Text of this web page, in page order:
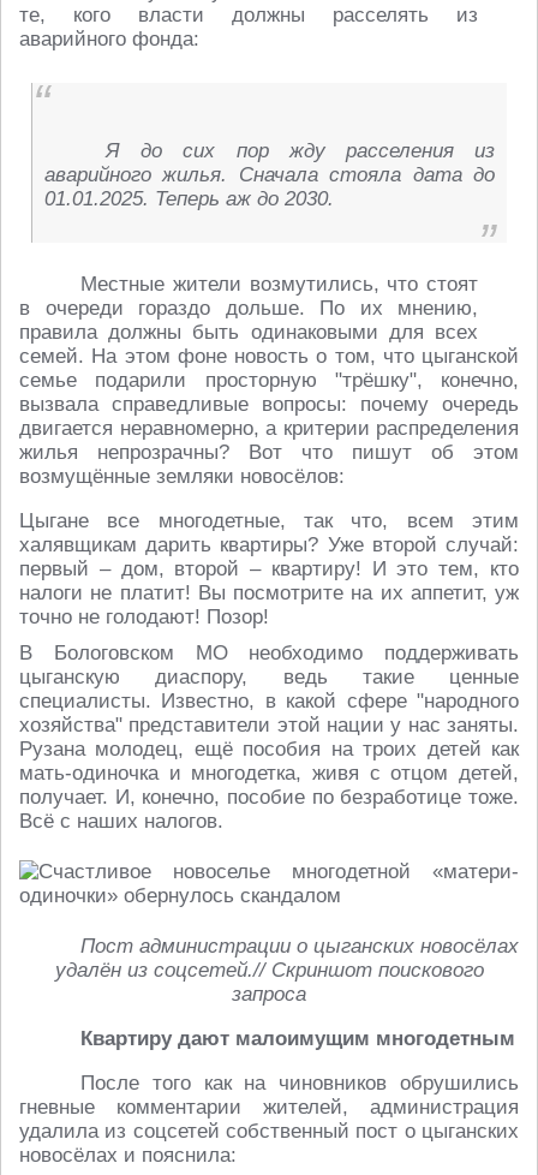
те, кого власти должны расселять из
аварийного фонда:
Я до сих пор жду расселения из
аварийного жилья. Сначала стояла дата до
01.01.2025. Теперь аж до 2030.
Местные жители возмутились, что стоят
в очереди гораздо дольше. По их мнению,
правила должны быть одинаковыми для всех
семей. На этом фоне новость о том, что цыганской
семье подарили просторную "трёшку", конечно,
вызвала справедливые вопросы: почему очередь
двигается неравномерно, а критерии распределения
жилья непрозрачны? Вот что пишут об этом
возмущённые земляки новосёлов:
Цыгане все многодетные, так что, всем этим
халявщикам дарить квартиры? Уже второй случай:
первый – дом, второй – квартиру! И это тем, кто
налоги не платит! Вы посмотрите на их аппетит, уж
точно не голодают! Позор!
В Бологовском МО необходимо поддерживать
цыганскую диаспору, ведь такие ценные
специалисты. Известно, в какой сфере "народного
хозяйства" представители этой нации у нас заняты.
Рузана молодец, ещё пособия на троих детей как
мать-одиночка и многодетка, живя с отцом детей,
получает. И, конечно, пособие по безработице тоже.
Всё с наших налогов.
Пост администрации о цыганских новосёлах
удалён из соцсетей.// Скриншот поискового
запроса
Квартиру дают малоимущим многодетным
После того как на чиновников обрушились
гневные комментарии жителей, администрация
удалила из соцсетей собственный пост о цыганских
новосёлах и пояснила: